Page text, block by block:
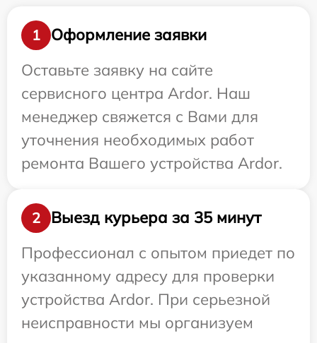
1
Оформление заявки
Оставьте заявку на сайте
сервисного центра Ardor. Наш
менеджер свяжется с Вами для
уточнения необходимых работ
ремонта Вашего устройства Ardor.
2
Выезд курьера за 35 минут
Профессионал с опытом приедет по
указанному адресу для проверки
устройства Ardor. При серьезной
неисправности мы организуем